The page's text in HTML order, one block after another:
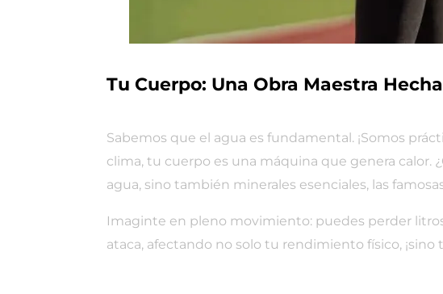
Tu Cuerpo: Una Obra Maestra
Sabemos que el agua es fundamental. ¡Somos
clima, tu cuerpo es una máquina que genera calor.
agua, sino también minerales esenciales, las
Imaginte en pleno movimiento: puedes perder
ataca, afectando no solo tu rendimiento físico,